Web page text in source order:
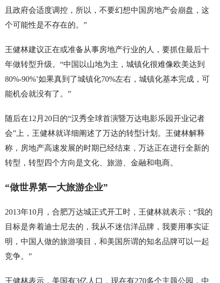
且政府会适度调控，所以，不要幻想中国房地产会崩盘，这
个可能性是不存在的。”
王健林建议正在或准备从事房地产行业的人，要抓住最后十
年做转型升级。“中国以山地为主，城镇化很难像欧美达到
80%-90%’如果真到了城镇化70%左右，城镇化基本完成，可
能机会就没有了。”
随后在12月20日的“汉秀全球首演暨万达电影乐园开业记者
会”上，王健林就详细阐述了万达的转型计划。王健林解释
称，房地产高速发展的时期已经结束，万达正在进行全新的
转型，转型四个方向是文化、旅游、金融和电商。
“做世界第一大旅游企业”
2013年10月，合肥万达城正式开工时，王健林就表示：“我的
目标是奔着迪士尼去的，我从不迷信洋品牌，我要用事实证
明，中国人做的旅游项目，和美国所谓的知名品牌可以一起
竞争。”
王健林表示，美国有3亿人口，现在有270多个主题公园，中